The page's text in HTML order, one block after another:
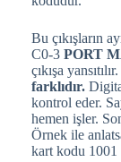
Bu çıkışların
C0-3 PORT
çıkışa
farklıdır.
kontrol eder.
hemen işler.
Örnek ile
kart kodu 1001